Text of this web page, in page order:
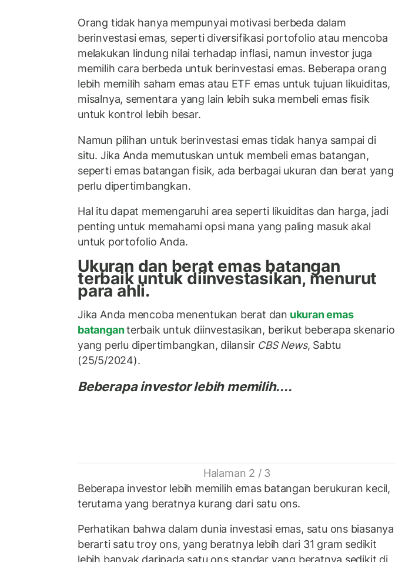
Orang tidak hanya mempunyai motivasi berbeda dalam
berinvestasi emas, seperti diversifikasi portofolio atau mencoba
melakukan lindung nilai terhadap inflasi, namun investor juga
memilih cara berbeda untuk berinvestasi emas. Beberapa orang
lebih memilih saham emas atau ETF emas untuk tujuan likuiditas,
misalnya, sementara yang lain lebih suka membeli emas fisik
untuk kontrol lebih besar.
Namun pilihan untuk berinvestasi emas tidak hanya sampai di
situ. Jika Anda memutuskan untuk membeli emas batangan,
seperti emas batangan fisik, ada berbagai ukuran dan berat yang
perlu dipertimbangkan.
Hal itu dapat memengaruhi area seperti likuiditas dan harga, jadi
penting untuk memahami opsi mana yang paling masuk akal
untuk portofolio Anda.
Ukuran dan berat emas batangan
terbaik untuk diinvestasikan, menurut
para ahli.
Jika Anda mencoba menentukan berat dan ukuran emas
batanganterbaik untuk diinvestasikan, berikut beberapa skenario
yang perlu dipertimbangkan, dilansir CBS News, Sabtu
(25/5/2024).
Beberapa investor lebih memilih....
Halaman 2 / 3
Beberapa investor lebih memilih emas batangan berukuran kecil,
terutama yang beratnya kurang dari satu ons.
Perhatikan bahwa dalam dunia investasi emas, satu ons biasanya
berarti satu troy ons, yang beratnya lebih dari 31 gram sedikit
lebih banyak daripada satu ons standar yang beratnya sedikit di